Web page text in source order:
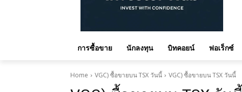
การซื้อขาย นักลงทุน บิทคอยน์ ฟอเร็กซ์
Home VGC) ซื้อขายบน TSX วันนี้ VGC) ซื้อขายบน TSX วันนี้